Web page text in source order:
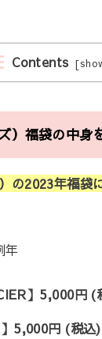
Contents [
）福袋の中身
の2023年福袋
年
】5,000円 (
5,000円 (税込)